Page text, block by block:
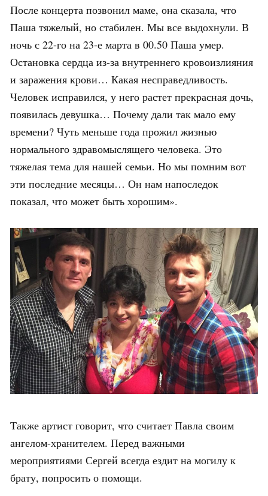
После концерта позвонил маме, она сказала, что
Паша тяжелый, но стабилен. Мы все выдохнули. В
ночь с 22-го на 23-е марта в 00.50 Паша умер.
Остановка сердца из-за внутреннего кровоизлияния
и заражения крови… Какая несправедливость.
Человек исправился, у него растет прекрасная дочь,
появилась девушка… Почему дали так мало ему
времени? Чуть меньше года прожил жизнью
нормального здравомыслящего человека. Это
тяжелая тема для нашей семьи. Но мы помним вот
эти последние месяцы… Он нам напоследок
показал, что может быть хорошим».
Также артист говорит, что считает Павла своим
ангелом-хранителем. Перед важными
мероприятиями Сергей всегда ездит на могилу к
брату, попросить о помощи.